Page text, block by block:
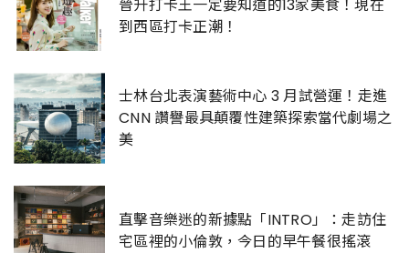
晉升打卡王一定要知道的13家美食！現在
到西區打卡正潮！
士林台北表演藝術中心 3 月試營運！走進
CNN 讚譽最具顛覆性建築探索當代劇場之
美
直擊音樂迷的新據點「INTRO」：走訪住
宅區裡的小倫敦，今日的早午餐很搖滾